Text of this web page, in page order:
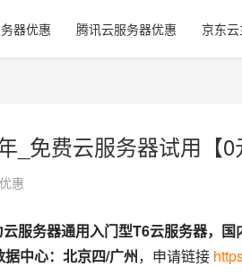
器优惠 腾讯云服务器优惠 京东
免费云服务器试用【0
惠
服务器通用入门型T6云服务器，
中心：北京四/广州，申请链接